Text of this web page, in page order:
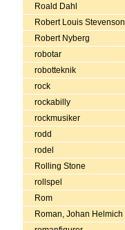
Roald Dahl
Robert Louis Stevenson
Robert Nyberg
robotar
robotteknik
rock
rockabilly
rockmusiker
rodd
rodel
Rolling Stone
rollspel
Rom
Roman, Johan Helmich